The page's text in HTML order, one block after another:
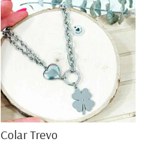
Colar Trevo